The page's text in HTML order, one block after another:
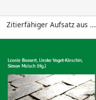
Zitierfähiger Aufsatz aus ...